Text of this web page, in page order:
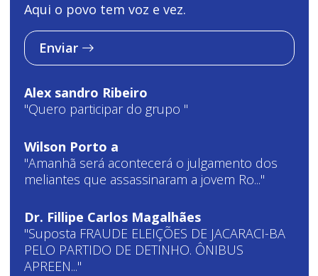
Aqui o povo tem voz e vez.
Enviar
Alex sandro Ribeiro
"Quero participar do grupo "
Wilson Porto a
"Amanhã será acontecerá o julgamento dos
meliantes que assassinaram a jovem Ro..."
Dr. Fillipe Carlos Magalhães
"Suposta FRAUDE ELEIÇÕES DE JACARACI-BA
PELO PARTIDO DE DETINHO. ÔNIBUS
APREEN..."